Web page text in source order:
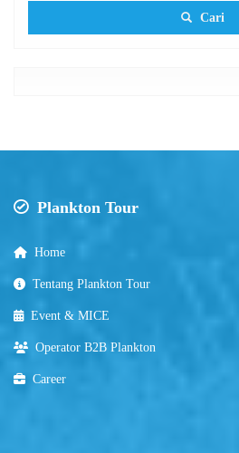
Cari
Plankton Tour
Home
Tentang Plankton Tour
Event & MICE
Operator B2B Plankton
Career